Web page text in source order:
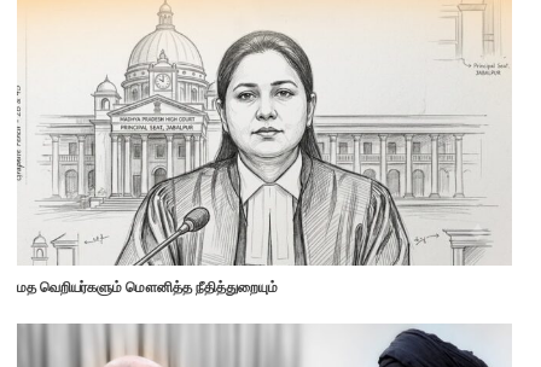
மத வெறியர்களும் மௌனித்த நீதித்துறையும்